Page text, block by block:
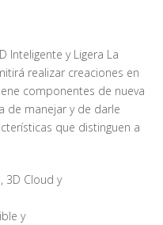
Inteligente y Ligera La
realizar creaciones en
componentes de nueva
de manejar y de darle
que distinguen a
3D Cloud y
y